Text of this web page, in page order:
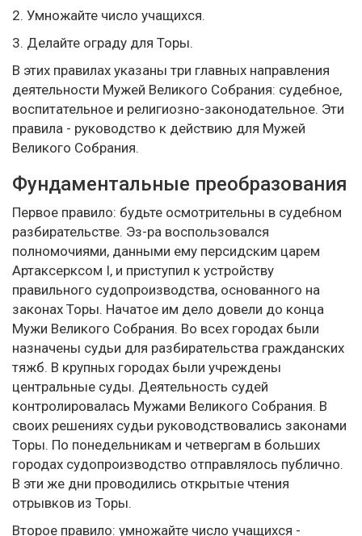
2. Умножайте число учащихся.
3. Делайте ограду для Торы.
В этих правилах указаны три главных направления
деятельности Мужей Великого Собрания: судебное,
воспитательное и религиозно-законодательное. Эти
правила - руководство к действию для Мужей
Великого Собрания.
Фундаментальные преобразования
Первое правило: будьте осмотрительны в судебном
разбирательстве. Эз-ра воспользовался
полномочиями, данными ему персидским царем
Артаксерксом I, и приступил к устройству
правильного судопроизводства, основанного на
законах Торы. Начатое им дело довели до конца
Мужи Великого Собрания. Во всех городах были
назначены судьи для разбирательства гражданских
тяжб. В крупных городах были учреждены
центральные суды. Деятельность судей
контролировалась Мужами Великого Собрания. В
своих решениях судьи руководствовались законами
Торы. По понедельникам и четвергам в больших
городах судопроизводство отправлялось публично.
В эти же дни проводились открытые чтения
отрывков из Торы.
Второе правило: умножайте число учащихся -